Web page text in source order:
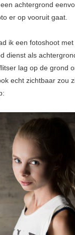
achtergrond
er op vooruit gaat.
ik een fotoshoot
dienst als
lag op de grond
echt zichtbaar zou